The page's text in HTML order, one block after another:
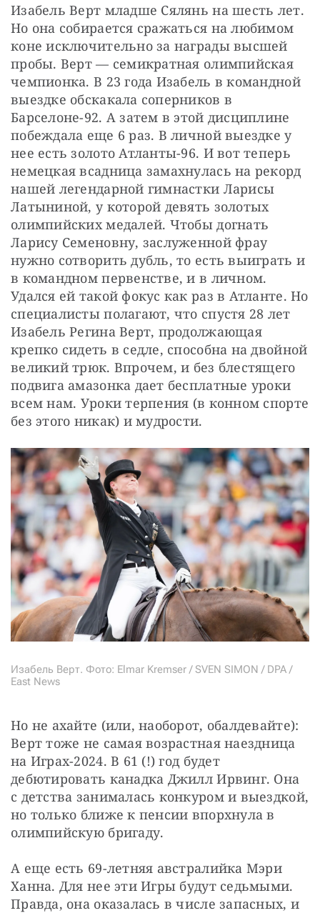
Изабель Верт младше Сялянь на шесть лет.
Но она собирается сражаться на любимом
коне исключительно за награды высшей
пробы. Верт — семикратная олимпийская
чемпионка. В 23 года Изабель в командной
выездке обскакала соперников в
Барселоне-92. А затем в этой дисциплине
побеждала еще 6 раз. В личной выездке у
нее есть золото Атланты-96. И вот теперь
немецкая всадница замахнулась на рекорд
нашей легендарной гимнастки Ларисы
Латыниной, у которой девять золотых
олимпийских медалей. Чтобы догнать
Ларису Семеновну, заслуженной фрау
нужно сотворить дубль, то есть выиграть и
в командном первенстве, и в личном.
Удался ей такой фокус как раз в Атланте. Но
специалисты полагают, что спустя 28 лет
Изабель Регина Верт, продолжающая
крепко сидеть в седле, способна на двойной
великий трюк. Впрочем, и без блестящего
подвига амазонка дает бесплатные уроки
всем нам. Уроки терпения (в конном спорте
без этого никак) и мудрости.
Изабель Верт. Фото: Elmar Kremser / SVEN SIMON / DPA /
East News
Но не ахайте (или, наоборот, обалдевайте):
Верт тоже не самая возрастная наездница
на Играх-2024. В 61 (!) год будет
дебютировать канадка Джилл Ирвинг. Она
с детства занималась конкуром и выездкой,
но только ближе к пенсии впорхнула в
олимпийскую бригаду.
А еще есть 69-летняя австралийка Мэри
Ханна. Для нее эти Игры будут седьмыми.
Правда, она оказалась в числе запасных, и